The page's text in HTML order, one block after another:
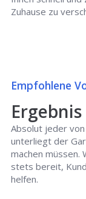
Zuhause zu
Empfohlene
Absolut jeder
unterliegt der
machen müssen.
stets bereit,
helfen.